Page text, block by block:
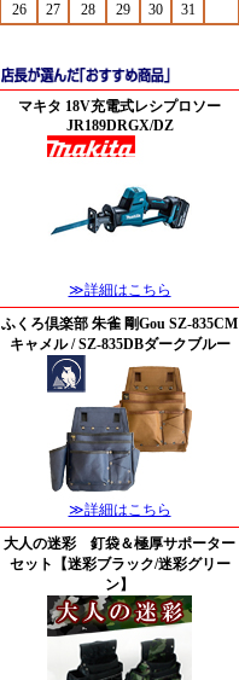
26
27 28 29 30 31
マキタ 18V充電式レシプロソー
JR189DRGX/DZ
≫詳細はこちら
ふくろ倶楽部 朱雀 剛Gou SZ-835CM
キャメル / SZ-835DBダークブルー
≫詳細はこちら
大人の迷彩 釘袋＆極厚サポーター
セット【迷彩ブラック/迷彩グリー
ン】